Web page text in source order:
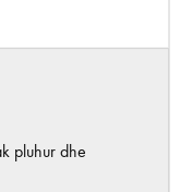
pluhur dhe